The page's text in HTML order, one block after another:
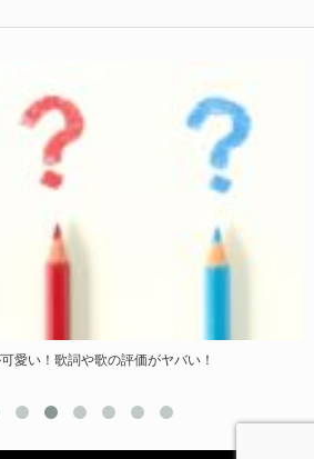
愛い！歌詞や歌の評価がヤバい！